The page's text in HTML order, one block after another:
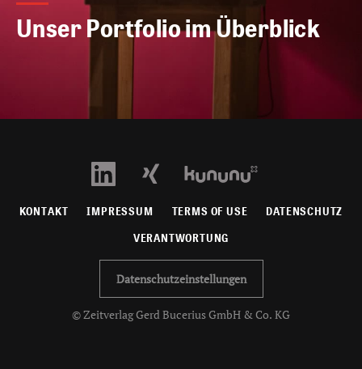
Unser Portfolio im Überblick
KONTAKT IMPRESSUM TERMS OF USE DATENSCHUTZ
VERANTWORTUNG
Datenschutzeinstellungen
© Zeitverlag Gerd Bucerius GmbH & Co. KG